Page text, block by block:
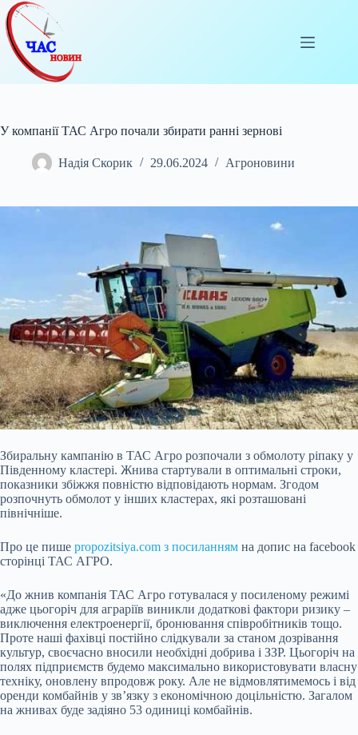
Перейти
до
вмісту
У компанії ТАС Агро почали збирати ранні зернові
Надія Скорик 29.06.2024 Агроновини
Збиральну кампанію в ТАС Агро розпочали з обмолоту ріпаку у
Південному кластері. Жнива стартували в оптимальні строки,
показники збіжжя повністю відповідають нормам. Згодом
розпочнуть обмолот у інших кластерах, які розташовані
північніше.
Про це пише propozitsiya.com з посиланням на допис на facebook
сторінці ТАС АГРО.
«До жнив компанія ТАС Агро готувалася у посиленому режимі
адже цьогоріч для аграріїв виникли додаткові фактори ризику –
виключення електроенергії, бронювання співробітників тощо.
Проте наші фахівці постійно слідкували за станом дозрівання
культур, своєчасно вносили необхідні добрива і ЗЗР. Цьогоріч на
полях підприємств будемо максимально використовувати власну
техніку, оновлену впродовж року. Але не відмовлятимемось і від
оренди комбайнів у зв’язку з економічною доцільністю. Загалом
на жнивах буде задіяно 53 одиниці комбайнів.